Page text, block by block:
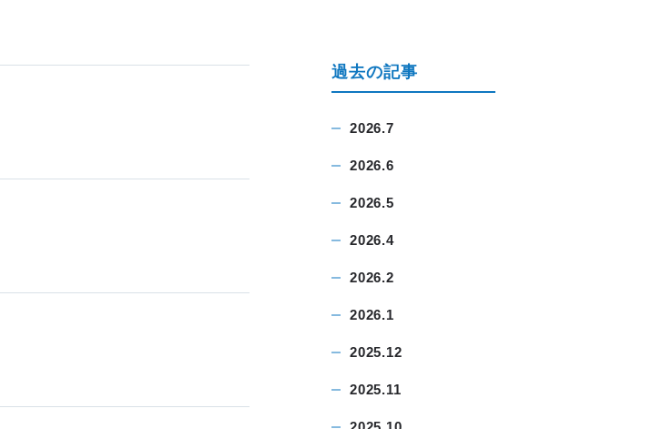
過去の記事
2026.7
2026.6
2026.5
2026.4
2026.2
2026.1
2025.12
2025.11